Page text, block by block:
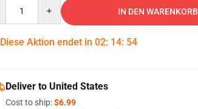
IN DEN WARENKORB
Diese Aktion endet in 02: 14: 53
Deliver to United States
Cost to ship:$6.99